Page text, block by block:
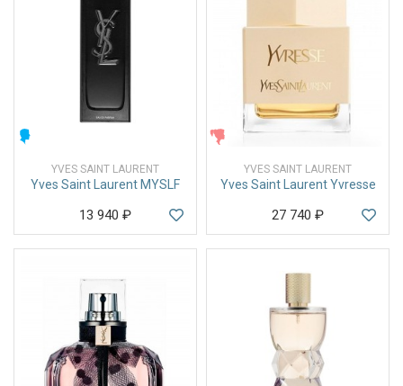
YVES SAINT LAURENT
Yves Saint Laurent MYSLF
13 940 ₽
ЖЕНСКИЕ
YVES SAINT LAURENT
Yves Saint Laurent Yvresse
27 740 ₽